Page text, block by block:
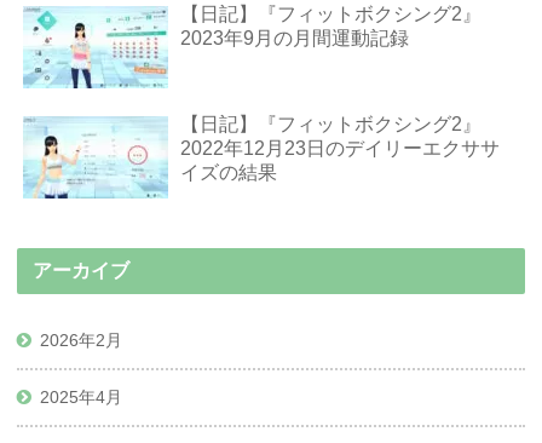
【日記】『フィットボクシング2』
2023年9月の月間運動記録
【日記】『フィットボクシング2』
2022年12月23日のデイリーエクササ
イズの結果
アーカイブ
2026年2月
2025年4月